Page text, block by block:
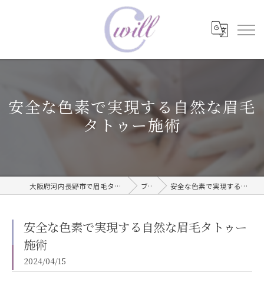
安全な色素で実現する自然な眉毛
タトゥー施術
大阪府河内長野市で眉毛タトゥーならwill care サロン ブログ 安全な色素で実現する自然な眉毛タトゥー施術
安全な色素で実現する自然な眉毛タトゥー
施術
2024/04/15